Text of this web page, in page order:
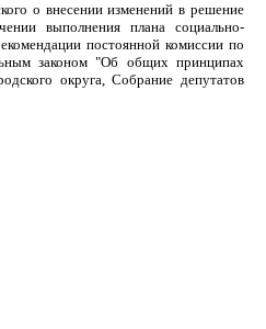
о внесении изменений в решение
выполнения плана социально-
постоянной комиссии по
законом "Об общих принципах
округа, Собрание депутатов